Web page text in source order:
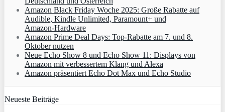
Amazon Black Friday Woche 2025: Große Rabatte auf
Audible, Kindle Unlimited, Paramount+ und
Amazon‑Hardware
Amazon Prime Deal Days: Top-Rabatte am 7. und 8.
Oktober nutzen
Neue Echo Show 8 und Echo Show 11: Displays von
Amazon mit verbessertem Klang und Alexa
Amazon präsentiert Echo Dot Max und Echo Studio
Neueste Beiträge